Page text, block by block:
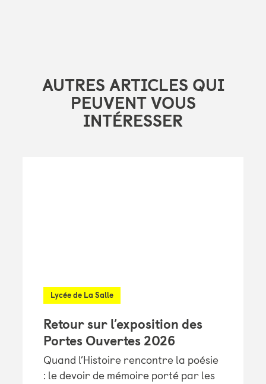
AUTRES ARTICLES QUI
PEUVENT VOUS
INTÉRESSER
Lycée de La Salle
Retour sur l’exposition des
Portes Ouvertes 2026
Quand l’Histoire rencontre la poésie
: le devoir de mémoire porté par les